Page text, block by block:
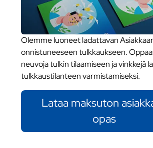
Olemme luoneet ladattavan
onnistuneeseen tulkkaukseen.
neuvoja tulkin tilaamiseen ja vinkkejä
tulkkaustilanteen varmistamiseksi.
Lataa maksuton
opas